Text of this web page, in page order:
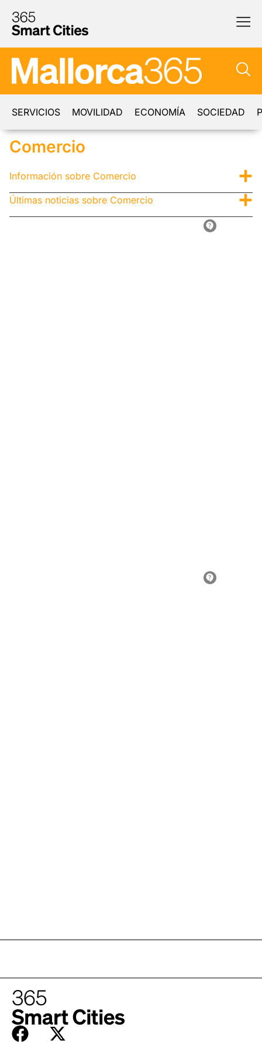
SERVICIOS MOVILIDAD ECONOMÍA SOCIEDAD
Comercio
Información sobre Comercio
Últimas noticias sobre Comercio